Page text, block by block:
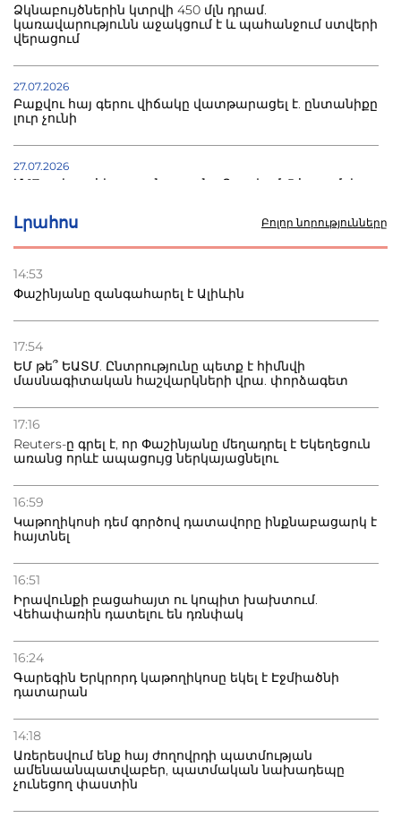
Լրահոս Բոլոր նորությունները
14:53
Փաշինյանը զանգահարել է Ալիևին
17:54
ԵՄ թե՞ ԵԱՏՄ. Ընտրությունը պետք է հիմնվի
մասնագիտական հաշվարկների վրա. փորձագետ
17:16
Reuters-ը գրել է, որ Փաշինյանը մեղադրել է Եկեղեցուն
առանց որևէ ապացույց ներկայացնելու
16:59
Կաթողիկոսի դեմ գործով դատավորը ինքնաբացարկ է
հայտնել
16:51
Իրավունքի բացահայտ ու կոպիտ խախտում.
Վեհափառին դատելու են դռնփակ
16:24
Գարեգին Երկրորդ կաթողիկոսը եկել է Էջմիածնի
դատարան
14:18
Առերեսվում ենք հայ ժողովրդի պատմության
ամենաանպատվաբեր, պատմական նախադեպը
չունեցող փաստին
Ձկնաբույծներին կտրվի 450 մլն դրամ.
կառավարությունն աջակցում է և պահանջում ստվերի
վերացում
27.07.2026
Բաքվու հայ գերու վիճակը վատթարացել է. ընտանիքը
լուր չունի
27.07.2026
Մ-17 աշխարհի առաջնությունը Բաքվում. 5 հայ ըմբիշ
22.07.2026
տուժածներ կան
21.07.2026
Դատվածություն ունեցող միգրանտներին կարգելվի
բնակվել Ռուսաստանում
20.07.2026
Բաքվի բանտից գեներալ Մանուկյանը դիմել է
Փաշինյանին